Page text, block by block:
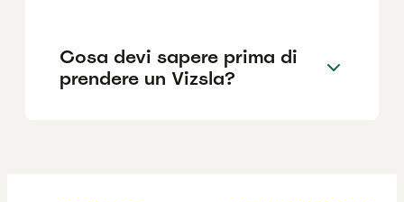
Cosa devi sapere prima di
prendere un Vizsla?